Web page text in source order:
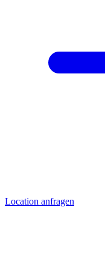
Location anfragen